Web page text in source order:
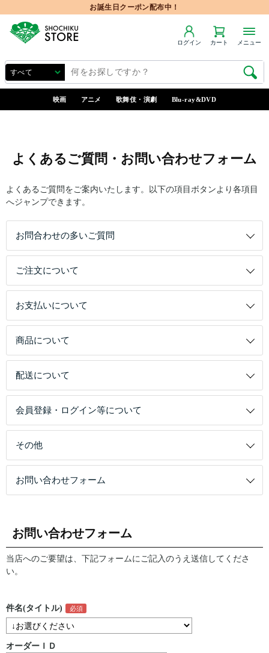
お誕生日クーポン配布中！
ログイン カート メニュー
映画 アニメ 歌舞伎・演劇 Blu-ray&DVD
よくあるご質問・お問い合わせフォーム
よくあるご質問をご案内いたします。以下の項目ボタンより各項目
へジャンプできます。
お問合わせの多いご質問
ご注文について
お支払いについて
商品について
配送について
会員登録・ログイン等について
その他
お問い合わせフォーム
お問い合わせフォーム
当店へのご要望は、下記フォームにご記入のうえ送信してくださ
い。
件名(タイトル)
オーダーＩＤ